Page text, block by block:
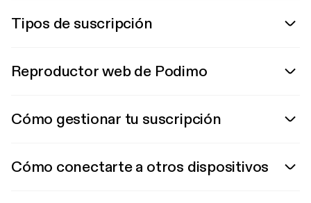
Tipos de suscripción
Reproductor web de Podimo
Cómo gestionar tu suscripción
Cómo conectarte a otros dispositivos